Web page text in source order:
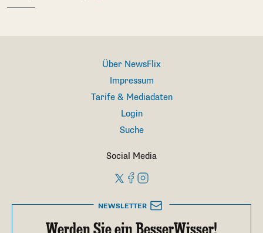
Über NewsFlix
Impressum
Tarife & Mediadaten
Login
Suche
Social Media
NEWSLETTER
Werden Sie ein BesserWisser!